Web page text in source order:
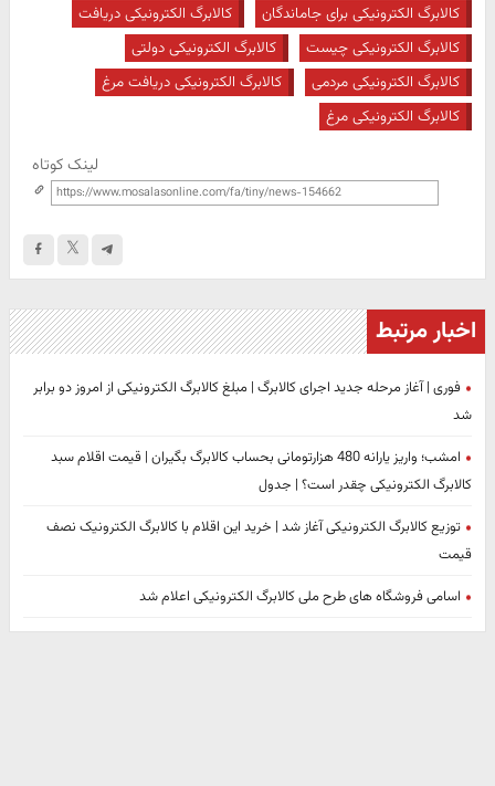
کالابرگ الکترونیکی برای جاماندگان
کالابرگ الکترونیکی دریافت
کالابرگ الکترونیکی چیست
کالابرگ الکترونیکی دولتی
کالابرگ الکترونیکی مردمی
کالابرگ الکترونیکی دریافت مرغ
کالابرگ الکترونیکی مرغ
لینک کوتاه
اخبار مرتبط
فوری | آغاز مرحله جدید اجرای کالابرگ | مبلغ کالابرگ الکترونیکی از امروز دو برابر
شد
امشب؛ واریز یارانه 480 هزارتومانی بحساب کالابرگ بگیران | قیمت اقلام سبد
کالابرگ الکترونیکی چقدر است؟​ | جدول
توزیع کالابرگ الکترونیکی آغاز شد | خرید این اقلام با کالابرگ الکترونیک نصف
قیمت
اسامی فروشگاه های طرح ملی کالابرگ الکترونیکی اعلام شد